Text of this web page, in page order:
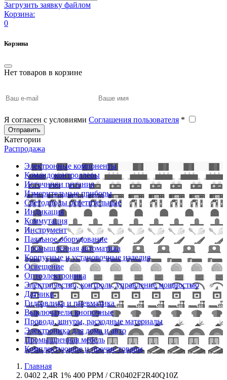
Загрузить заявку файлом
Корзина:
0
Корзина
Нет товаров в корзине
Я согласен с условиями Соглашения пользователя *
Отправить
Категории
Распродажа
Электронные компоненты
Командоконтроллеры
Источники питания
Измерительные приборы
Светодиоды осветительные
Индикация
Коммутация
Инструмент
Паяльное оборудование
Промышленная автоматика
Корпусные и установочные изделия
Освещение
Оптоэлектроника
Электричество, контроль, управление мощностью
Датчики
Гидравлика и пневматика
Выключатели кнопочные
Провода, шнуры, расходные материалы
Электроника для дома и авто
Промышленная мебель
Комплектующие и прочие товары
Главная
0402 2,4R 1% 400 PPM / CR0402F2R40Q10Z